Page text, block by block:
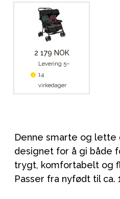
2 179 NOK
Levering 5–
14
virkedager
Denne smarte og
designet for å gi både
trygt, komfortabelt og
Passer fra nyfødt til ca.